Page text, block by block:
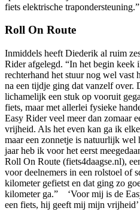
fiets elektrische trapondersteuning.”
Roll On Route
Inmiddels heeft Diederik al ruim
Rider afgelegd. “In het begin keek
rechterhand het stuur nog wel vast
na een tijdje ging dat vanzelf over.
lichamelijk een stuk op vooruit
fiets, maar met allerlei fysieke
Easy Rider veel meer dan zomaar
vrijheid. Als het even kan ga ik
maar een zonnetje is natuurlijk
jaar heb ik voor het eerst
Roll On Route (fiets4daagse.nl),
voor deelnemers in een rolstoel of
kilometer gefietst en dat ging zo
kilometer ga.” ‘Voor mij is de
een fiets, hij geeft mij mijn vrijheid’